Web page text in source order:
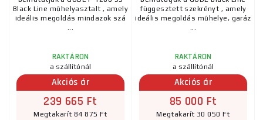
Black Line műhelyasztalt , amely
ideális megoldás mindazok szá
...
RAKTÁRON
a szállítónál
Akciós ár
239 665 Ft
Megtakarít 84 875 Ft
függesztett szekrényt , amely
ideális megoldás műhelye, garáz
...
RAKTÁRON
a szállítónál
Akciós ár
85 000 Ft
Megtakarít 30 050 Ft